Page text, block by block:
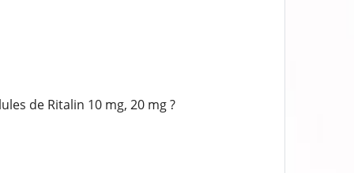
de Ritalin 10 mg, 20 mg ?